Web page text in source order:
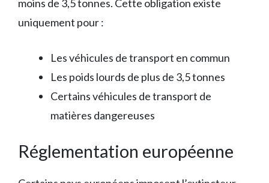
moins de 3,5 tonnes. Cette obligation existe
uniquement pour :
Les véhicules de transport en commun
Les poids lourds de plus de 3,5 tonnes
Certains véhicules de transport de
matières dangereuses
Réglementation européenne